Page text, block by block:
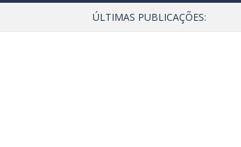
ÚLTIMAS PUBLICAÇÕES: